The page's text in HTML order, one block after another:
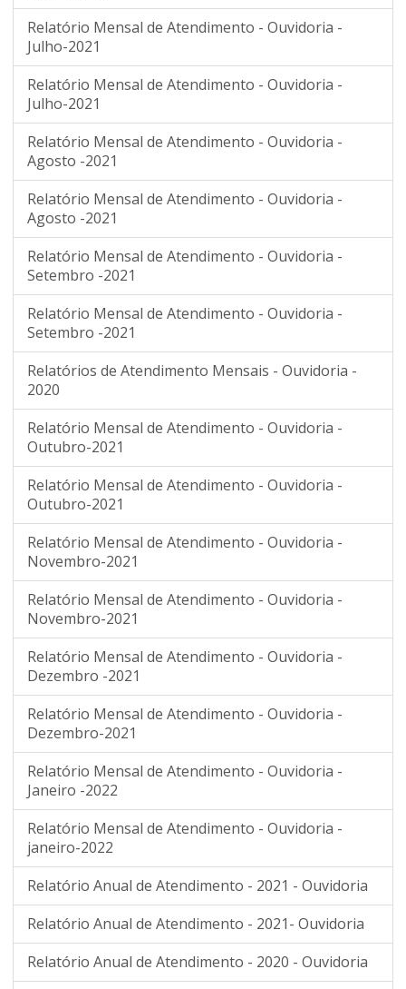
Relatório Mensal de Atendimento - Ouvidoria -
Julho-2021
Relatório Mensal de Atendimento - Ouvidoria -
Julho-2021
Relatório Mensal de Atendimento - Ouvidoria -
Agosto -2021
Relatório Mensal de Atendimento - Ouvidoria -
Agosto -2021
Relatório Mensal de Atendimento - Ouvidoria -
Setembro -2021
Relatório Mensal de Atendimento - Ouvidoria -
Setembro -2021
Relatórios de Atendimento Mensais - Ouvidoria -
2020
Relatório Mensal de Atendimento - Ouvidoria -
Outubro-2021
Relatório Mensal de Atendimento - Ouvidoria -
Outubro-2021
Relatório Mensal de Atendimento - Ouvidoria -
Novembro-2021
Relatório Mensal de Atendimento - Ouvidoria -
Novembro-2021
Relatório Mensal de Atendimento - Ouvidoria -
Dezembro -2021
Relatório Mensal de Atendimento - Ouvidoria -
Dezembro-2021
Relatório Mensal de Atendimento - Ouvidoria -
Janeiro -2022
Relatório Mensal de Atendimento - Ouvidoria -
janeiro-2022
Relatório Anual de Atendimento - 2021 - Ouvidoria
Relatório Anual de Atendimento - 2021- Ouvidoria
Relatório Anual de Atendimento - 2020 - Ouvidoria